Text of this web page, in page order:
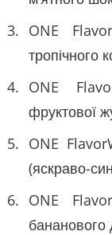
ONE
тропічного
ONE
фруктової
ONE
(яскраво-
ONE
бананового